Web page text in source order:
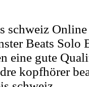
schweiz
Beats Solo
eine gute
kopfhörer